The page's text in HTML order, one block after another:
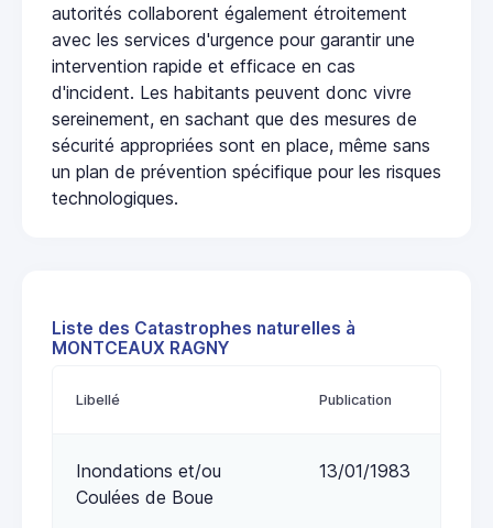
autorités collaborent également étroitement
avec les services d'urgence pour garantir une
intervention rapide et efficace en cas
d'incident. Les habitants peuvent donc vivre
sereinement, en sachant que des mesures de
sécurité appropriées sont en place, même sans
un plan de prévention spécifique pour les risques
technologiques.
Liste des Catastrophes naturelles à
MONTCEAUX RAGNY
Libellé Publication
Inondations et/ou
Coulées de Boue
13/01/1983